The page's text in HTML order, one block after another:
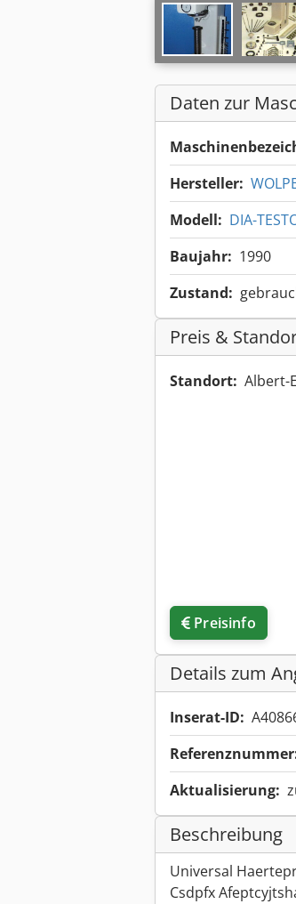
Daten zur
Hersteller:
Modell: DIA-
Baujahr: 1990
Zustand:
Preis &
Standort: Albert-
Preisinfo
Details zum
Inserat-ID:
Aktualisierung:
Beschreibung
Universal
Csdpfx